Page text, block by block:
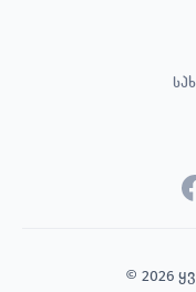
© 2026